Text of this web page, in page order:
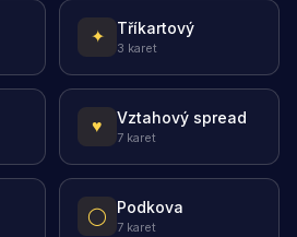
✦ Tříkartový
3 karet
♥ Vztahový spread
7 karet
◯ Podkova
7 karet